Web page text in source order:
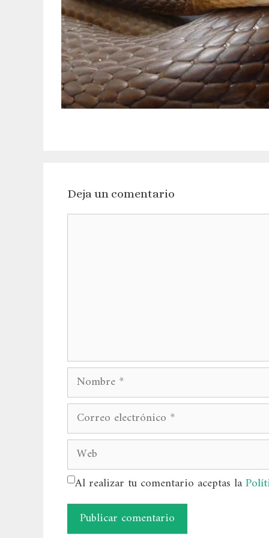
Deja un comentario
Comentario
Nombre
Correo
electrónico
Web
Al realizar tu comentario aceptas la